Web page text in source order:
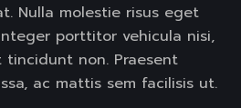
Nulla molestie risus eget
porttitor vehicula nisi,
non. Praesent
ac mattis sem facilisis ut.